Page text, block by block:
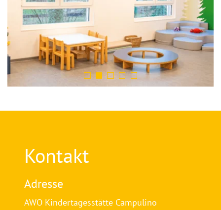
Kontakt
Adresse
AWO Kindertagesstätte Campulino